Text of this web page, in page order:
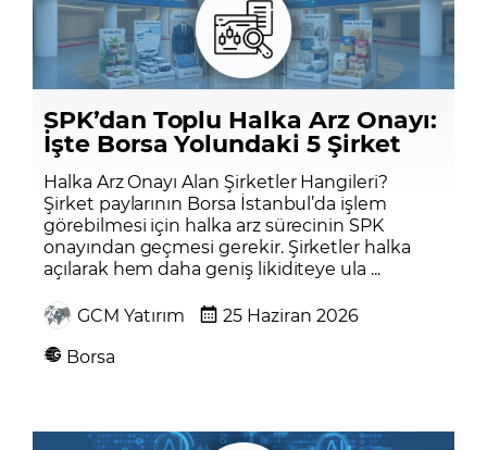
SPK’dan Toplu Halka Arz Onayı:
İşte Borsa Yolundaki 5 Şirket
Halka Arz Onayı Alan Şirketler Hangileri?
Şirket paylarının Borsa İstanbul’da işlem
görebilmesi için halka arz sürecinin SPK
onayından geçmesi gerekir. Şirketler halka
açılarak hem daha geniş likiditeye ula ...
GCM Yatırım
25 Haziran 2026
Borsa